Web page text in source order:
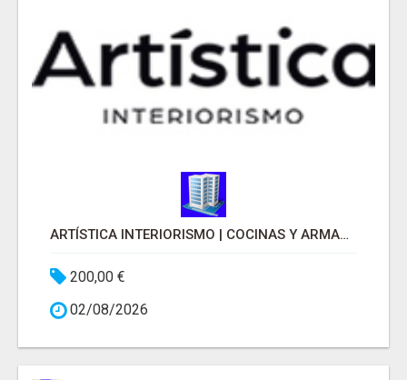
ARTÍSTICA INTERIORISMO | COCINAS Y ARMARIOS A MEDIDA
200,00 €
02/08/2026